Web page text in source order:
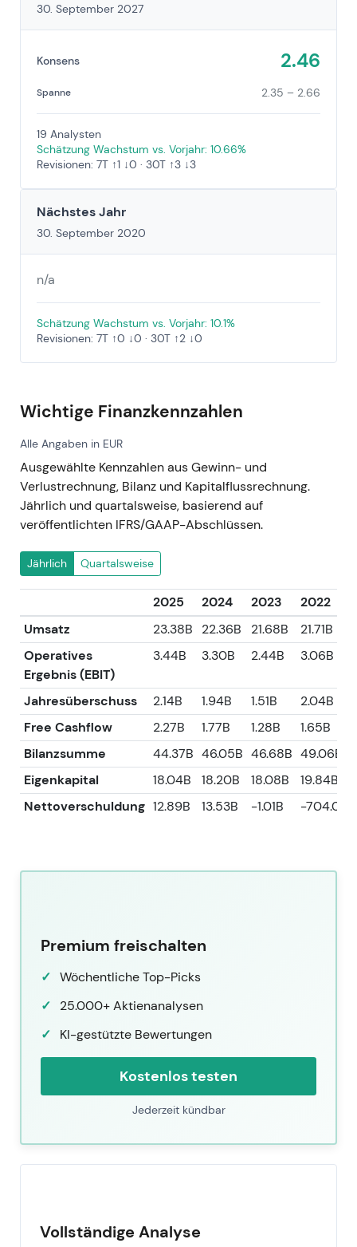
30. September 2027
Konsens 2.46
Spanne 2.35 – 2.66
19 Analysten
Schätzung Wachstum vs. Vorjahr: 10.66%
Revisionen: 7T ↑1 ↓0 · 30T ↑3 ↓3
Nächstes Jahr
30. September 2020
n/a
Schätzung Wachstum vs. Vorjahr: 10.1%
Revisionen: 7T ↑0 ↓0 · 30T ↑2 ↓0
Wichtige Finanzkennzahlen
Alle Angaben in EUR
Ausgewählte Kennzahlen aus Gewinn- und
Verlustrechnung, Bilanz und Kapitalflussrechnung.
Jährlich und quartalsweise, basierend auf
veröffentlichten IFRS/GAAP-Abschlüssen.
Jährlich Quartalsweise
2025 2024 2023
2022
Umsatz
23.38B 22.36B 21.68B
21.71B
Operatives
Ergebnis (EBIT)
3.44B 3.30B 2.44B 3.06B
Jahresüberschuss 2.14B 1.94B 1.51B
2.04B
Free Cashflow
2.27B 1.77B 1.28B
1.65B
Bilanzsumme
44.37B 46.05B 46.68B 49.06B
Eigenkapital
18.04B 18.20B 18.08B
19.84B
Nettoverschuldung 12.89B 13.53B -1.01B -
Premium freischalten
Wöchentliche Top-Picks
25.000+ Aktienanalysen
KI-gestützte Bewertungen
Kostenlos testen
Jederzeit kündbar
Vollständige Analyse